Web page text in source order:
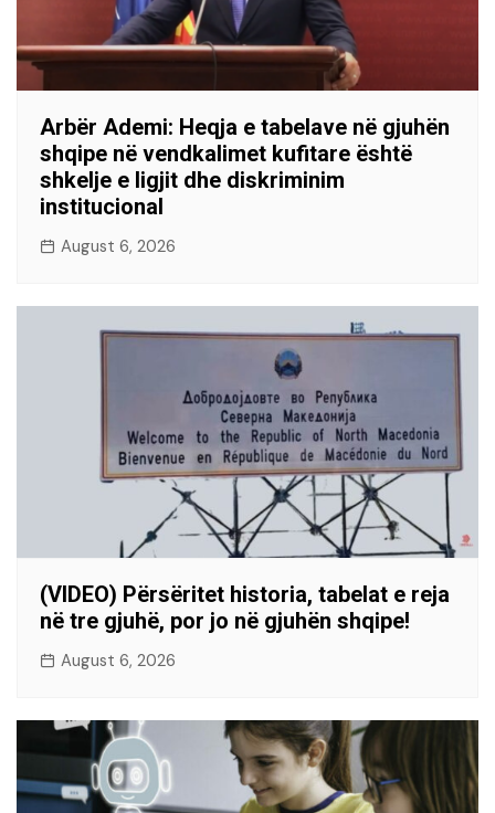
Arbër Ademi: Heqja e tabelave në gjuhën
shqipe në vendkalimet kufitare është
shkelje e ligjit dhe diskriminim
institucional
August 6, 2026
(VIDEO) Përsëritet historia, tabelat e reja
në tre gjuhë, por jo në gjuhën shqipe!
August 6, 2026